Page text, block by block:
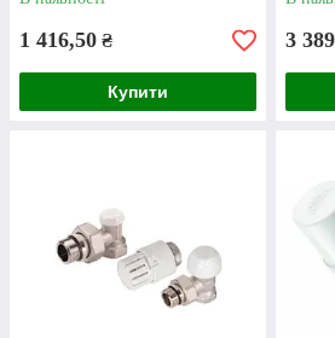
Щоб придбати комплект
1 416,50 ₴
Купити
3